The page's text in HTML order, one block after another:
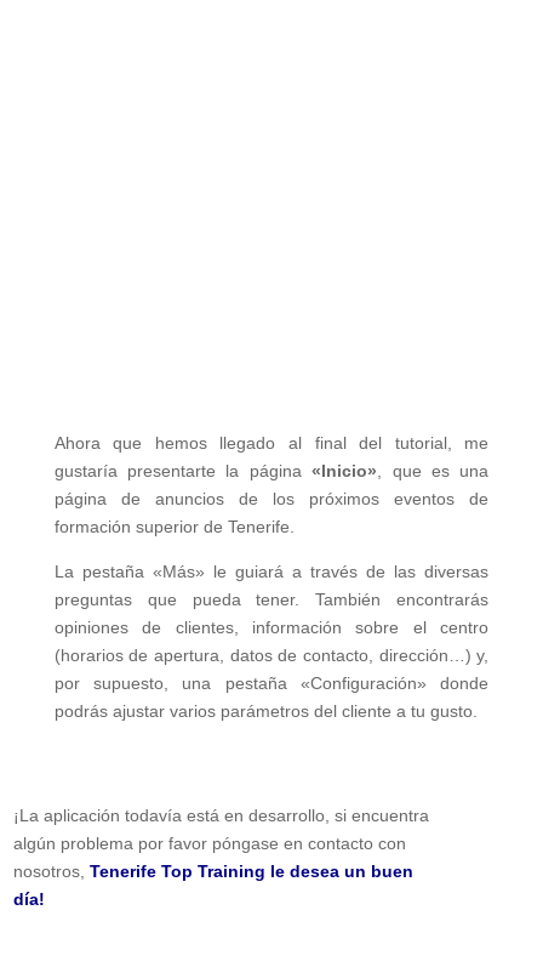
Ahora que hemos llegado al final del tutorial, me
gustaría presentarte la página«Inicio» , que es una
página de anuncios de los próximos eventos de
formación superior de Tenerife.
La pestaña «Más» le guiará a través de las diversas
preguntas que pueda tener. También encontrarás
opiniones de clientes, información sobre el centro
(horarios de apertura, datos de contacto, dirección…) y,
por supuesto, una pestaña «Configuración» donde
podrás ajustar varios parámetros del cliente a tu gusto.
¡La aplicación todavía está en desarrollo, si encuentra
algún problema por favor póngase en contacto con
nosotros, Tenerife Top Training le desea un buen
día!